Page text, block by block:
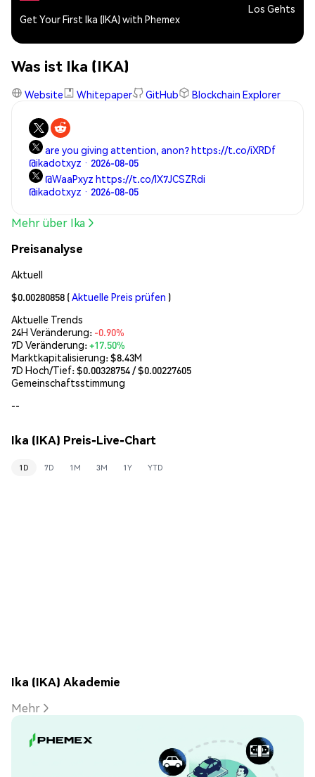
Get Your First Ika (IKA) with Phemex
Los Gehts
Was ist Ika (IKA)
Website Whitepaper GitHub Blockchain Explorer
are you giving attention, anon? https://t.co/iXRDf
@ikadotxyz · 2026-08-05
@WaaPxyz https://t.co/IX7JCSZRdi
@ikadotxyz · 2026-08-05
Mehr über Ika
Preisanalyse
Aktuell
$0.00280858 (Aktuelle Preis prüfen )
Aktuelle Trends
24H Veränderung: -0.90%
7D Veränderung:+17.50%
Marktkapitalisierung:$8.43M
7D Hoch/Tief: $0.00328754/ $0.00227605
Gemeinschaftsstimmung
--
Ika (IKA) Preis-Live-Chart
1D 7D 1M 3M 1Y YTD
Ika (IKA) Akademie
Mehr